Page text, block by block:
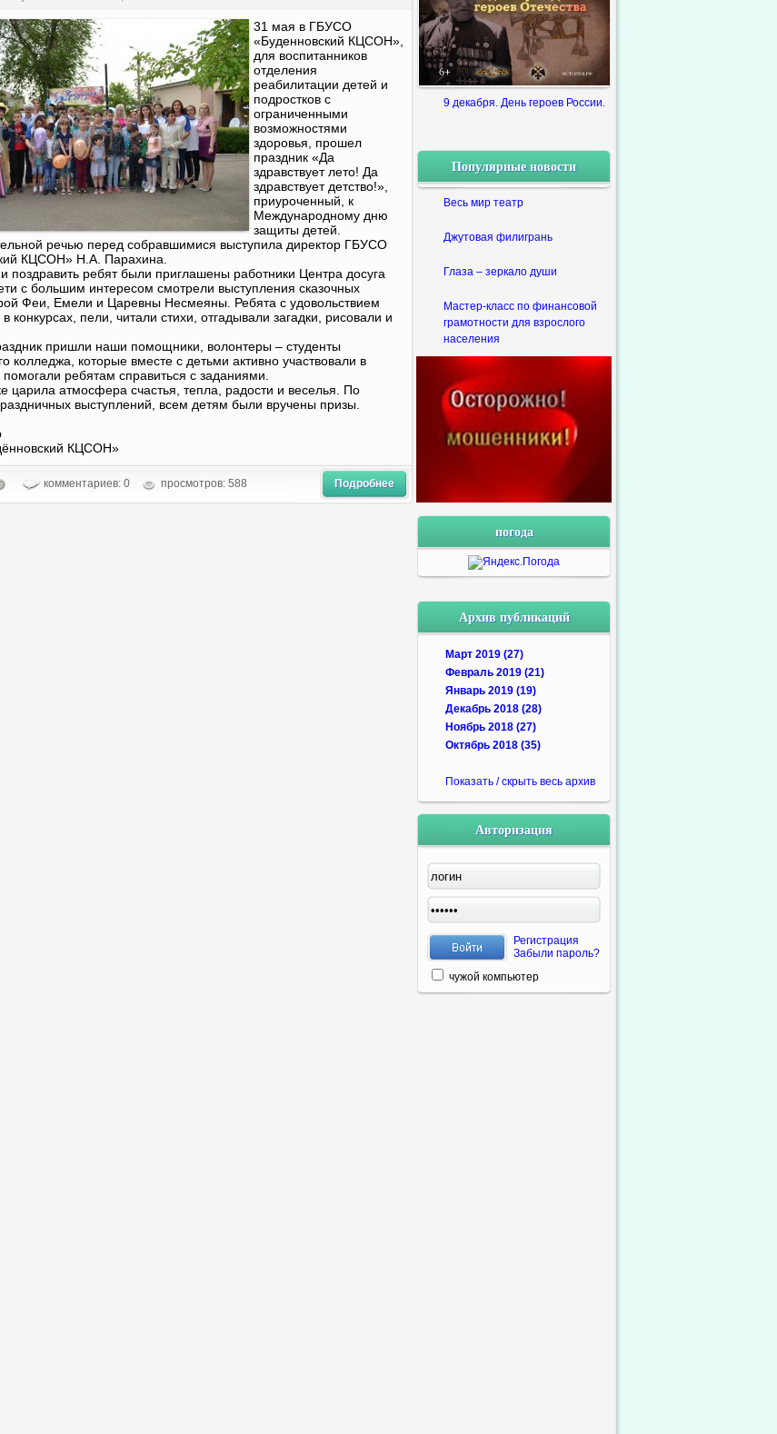
31 мая в ГБУСО
«Буденновский КЦСОН»,
для воспитанников
отделения
реабилитации детей и
подростков с
ограниченными
возможностями
здоровья, прошел
праздник «Да
здравствует лето! Да
здравствует детство!»,
приуроченный, к
Международному дню
защиты детей.
речью перед собравшимися выступила директор ГБУСО
КЦСОН» Н.А. Парахина.
поздравить ребят были приглашены работники Центра досуга
с большим интересом смотрели выступления сказочных
Феи, Емели и Царевны Несмеяны. Ребята с удовольствием
в конкурсах, пели, читали стихи, отгадывали загадки, рисовали и
пришли наши помощники, волонтеры – студенты
колледжа, которые вместе с детьми активно участвовали в
помогали ребятам справиться с заданиями.
царила атмосфера счастья, тепла, радости и веселья. По
выступлений, всем детям были вручены призы.
КЦСОН»
комментариев: 0 просмотров: 588 Подробнее
9 декабря. День героев России.
Популярные новости
Весь мир театр
Джутовая филигрань
Глаза – зеркало души
Мастер-класс по финансовой
грамотности для взрослого
населения
погода
Архив публикаций
Март 2019 (27)
Февраль 2019 (21)
Январь 2019 (19)
Декабрь 2018 (28)
Ноябрь 2018 (27)
Октябрь 2018 (35)
Показать / скрыть весь архив
Авторизация
Регистрация
Забыли пароль?
чужой компьютер